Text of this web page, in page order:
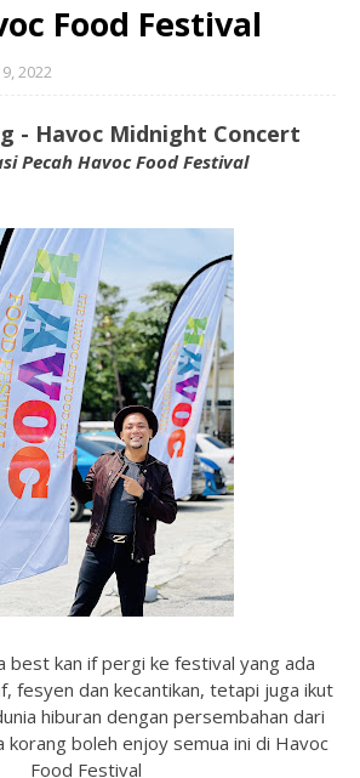
Food Festival
2022
- Havoc Midnight Concert
Pecah Havoc Food Festival
best kan if pergi ke festival yang ada
fesyen dan kecantikan, tetapi juga ikut
hiburan dengan persembahan dari
boleh enjoy semua ini di Havoc
Food Festival